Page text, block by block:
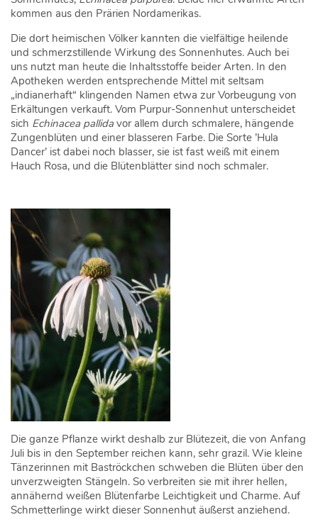
kommen aus den Prärien Nordamerikas.
Die dort heimischen Völker kannten die vielfältige heilende
und schmerzstillende Wirkung des Sonnenhutes. Auch bei
uns nutzt man heute die Inhaltsstoffe beider Arten. In den
Apotheken werden entsprechende Mittel mit seltsam
„indianerhaft“ klingenden Namen etwa zur Vorbeugung von
Erkältungen verkauft. Vom Purpur-Sonnenhut unterscheidet
sich Echinacea pallida vor allem durch schmalere, hängende
Zungenblüten und einer blasseren Farbe. Die Sorte ’Hula
Dancer’ ist dabei noch blasser, sie ist fast weiß mit einem
Hauch Rosa, und die Blütenblätter sind noch schmaler.
Die ganze Pflanze wirkt deshalb zur Blütezeit, die von Anfang
Juli bis in den September reichen kann, sehr grazil. Wie kleine
Tänzerinnen mit Baströckchen schweben die Blüten über den
unverzweigten Stängeln. So verbreiten sie mit ihrer hellen,
annähernd weißen Blütenfarbe Leichtigkeit und Charme. Auf
Schmetterlinge wirkt dieser Sonnenhut äußerst anziehend.